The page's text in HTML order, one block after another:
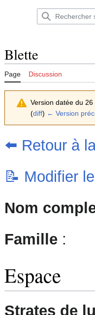
Blette
Page Discussion
Version datée du
(diff) ← Version
⬅️ Retour à
📝 Modifier
Nom
Famille :
Espace
Strates de